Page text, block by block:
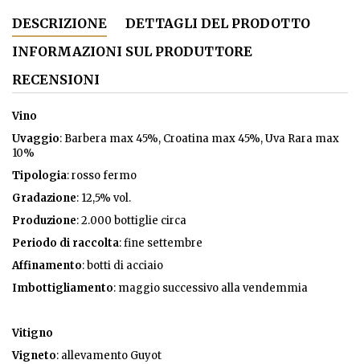
DESCRIZIONE
DETTAGLI DEL PRODOTTO
INFORMAZIONI SUL PRODUTTORE
RECENSIONI
Vino
Uvaggio: Barbera max 45%, Croatina max 45%, Uva Rara max
10%
Tipologia: rosso fermo
Gradazione: 12,5% vol.
Produzione: 2.000 bottiglie circa
Periodo di raccolta: fine settembre
Affinamento: botti di acciaio
Imbottigliamento: maggio successivo alla vendemmia
Vitigno
Vigneto: allevamento Guyot